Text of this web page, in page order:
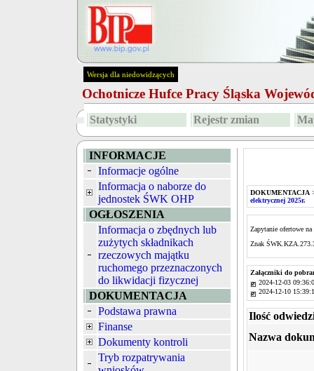
Wersja dla niedowidzących
Ochotnicze Hufce Pracy Śląska
Statystyki Rejestr zmian
INFORMACJE
Informacje ogólne
Informacja o naborze do
jednostek ŚWK OHP
OGŁOSZENIA
Informacja o zbędnych lub
zużytych składnikach
rzeczowych majątku
ruchomego przeznaczonych
do likwidacji fizycznej
DOKUMENTACJA
Podstawa prawna
Finanse
Dokumenty kontroli
Tryb rozpatrywania
DOKUMENTACJA
elektrycznej 2025r.
Zapytanie ofertowe
Znak
Załączniki do
2024-12-03
2024-12-10
Ilość
Nazwa